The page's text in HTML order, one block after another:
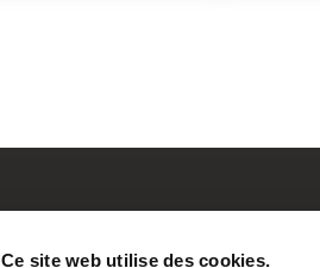
Ce site web utilise des cookies.